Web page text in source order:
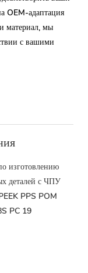
OEM-адаптация
материал, мы
с вашими